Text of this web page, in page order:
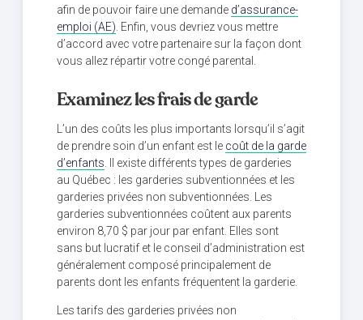
afin de pouvoir faire une demande d’assurance-
emploi (AE). Enfin, vous devriez vous mettre
d’accord avec votre partenaire sur la façon dont
vous allez répartir votre congé parental.
Examinez les frais de garde
L’un des coûts les plus importants lorsqu’il s’agit
de prendre soin d’un enfant est le coût de la garde
d’enfants. Il existe différents types de garderies
au Québec : les garderies subventionnées et les
garderies privées non subventionnées. Les
garderies subventionnées coûtent aux parents
environ 8,70 $ par jour par enfant. Elles sont
sans but lucratif et le conseil d’administration est
généralement composé principalement de
parents dont les enfants fréquentent la garderie.
Les tarifs des garderies privées non